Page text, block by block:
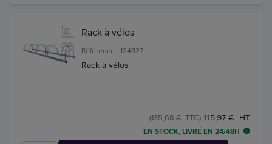
Rack à vélos
Référence : 124827
Rack à vélos
115,97 € HT
(135,68 € TTC)
EN STOCK, LIVRÉ EN 24/48H